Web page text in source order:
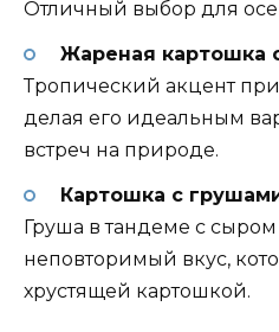
Отличный выбор для
Жареная картошка
Тропический акцент
делая его идеальным
встреч на природе.
Картошка с
Груша в тандеме с сыром
неповторимый вкус,
хрустящей картошкой.